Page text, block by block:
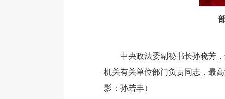
中央政法委副秘书长孙晓芳，
机关有关单位部门负责同志，最
影：孙若丰）